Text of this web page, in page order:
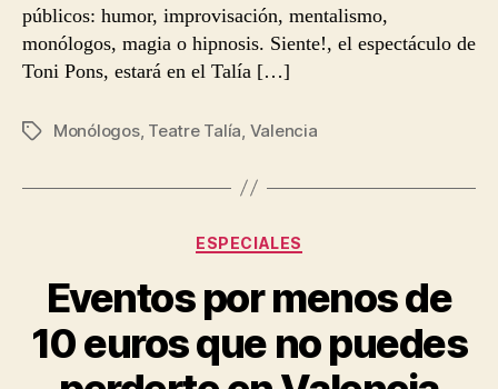
públicos: humor, improvisación, mentalismo,
monólogos, magia o hipnosis. Siente!, el espectáculo de
Toni Pons, estará en el Talía […]
Etiquetas
Monólogos, Teatre Talía Valencia
Categorías
ESPECIALES
Eventos por menos de
10 euros que no puedes